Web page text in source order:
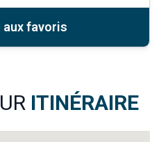
favoris
ITINÉRAIRE